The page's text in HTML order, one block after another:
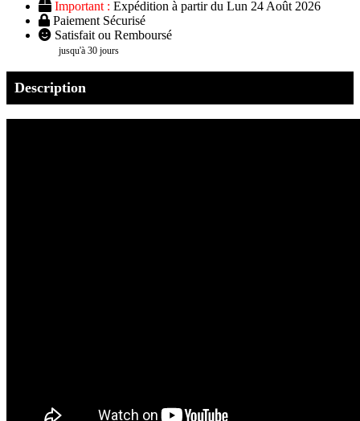
Important : Expédition à partir du Lun 24 Août 2026
Paiement Sécurisé
Satisfait ou Remboursé
jusqu'à 30 jours
Description